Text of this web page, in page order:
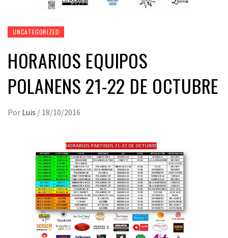
UNCATEGORIZED
HORARIOS EQUIPOS
POLANENS 21-22 DE OCTUBRE
Por Luis / 18/10/2016